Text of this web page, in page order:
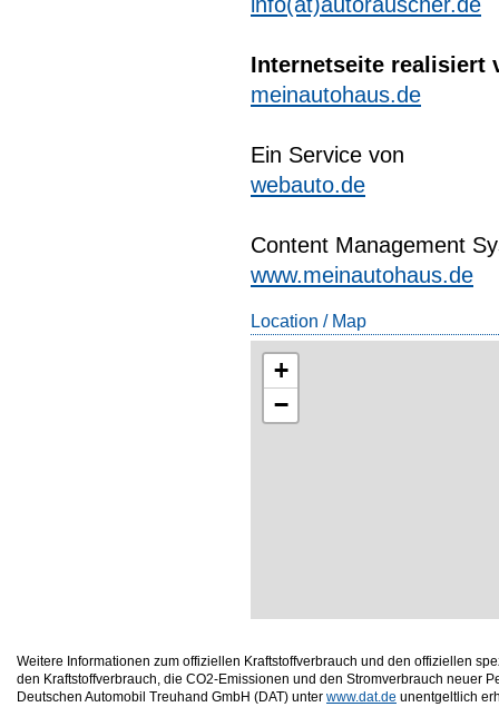
Internetseite realisiert
meinautohaus.de
Ein Service von
webauto.de
Content Management
www.meinautohaus.de
Location / Map
+
−
Weitere Informationen zum offiziellen Kraftstoffverbrauch und den offiziellen
den Kraftstoffverbrauch, die CO2-Emissionen und den Stromverbrauch neuer
Deutschen Automobil Treuhand GmbH (DAT) unter www.dat.de unentgeltlich